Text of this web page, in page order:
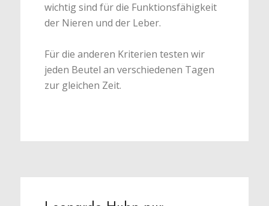
wichtig sind für die Funktionsfähigkeit
der Nieren und der Leber.
Für die anderen Kriterien testen wir
jeden Beutel an verschiedenen Tagen
zur gleichen Zeit.